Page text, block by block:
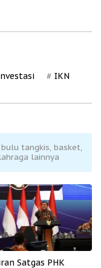
IKN
tangkis, basket,
lainnya
Satgas PHK